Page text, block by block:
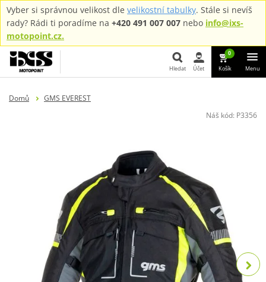
Vyber si správnou velikost dle velikostní tabulky. Stále si nevíš
rady? Rádi ti poradíme na +420 491 007 007 nebo info@ixs-
motopoint.cz.
Hledat Účet
0
Košík Menu
Domů
GMS EVEREST
Náš kód: P3356